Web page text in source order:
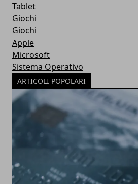
Tablet
Giochi
Giochi
Apple
Microsoft
Sistema Operativo
ARTICOLI POPOLARI